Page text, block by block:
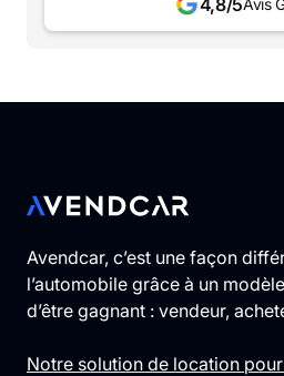
Avis
Avendcar, c’est une façon
l’automobile grâce à un
d’être gagnant : vendeur,
Notre solution de location